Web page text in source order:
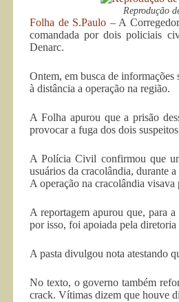
Reprodução
Folha de S.Paulo – A
comandada por dois policiais
Denarc.
Ontem, em busca de
à distância a operação na região.
A Folha apurou que a prisão
provocar a fuga dos dois
A Polícia Civil confirmou que
usuários da cracolândia, durante
A operação na cracolândia
A reportagem apurou que, para
por isso, foi apoiada pela diretoria
A pasta divulgou nota atestando
No texto, o governo também
crack. Vítimas dizem que houve